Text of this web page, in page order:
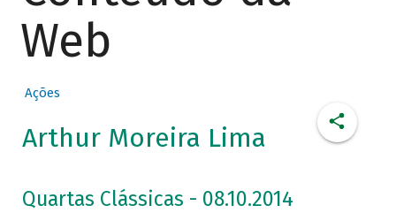
Web
Ações
Arthur Moreira Lima
Quartas Clássicas - 08.10.2014